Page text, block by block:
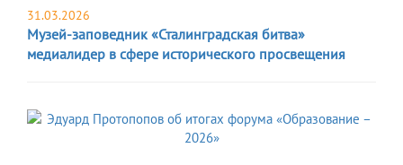
31.03.2026
Музей-заповедник «Сталинградская битва»
медиалидер в сфере исторического просвещения